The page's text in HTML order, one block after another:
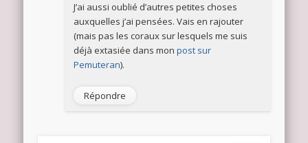
J’ai aussi oublié d’autres petites choses
auxquelles j’ai pensées. Vais en rajouter
(mais pas les coraux sur lesquels me suis
déjà extasiée dans mon post sur
Pemuteran).
Répondre